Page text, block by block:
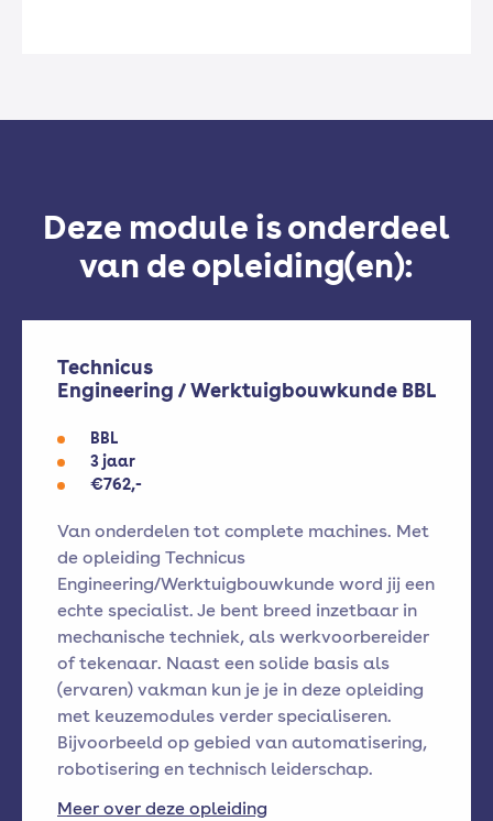
Deze module is onderdeel
van de opleiding(en):
Technicus
Engineering / Werktuigbouwkunde BBL
BBL
3 jaar
€762,-
Van onderdelen tot complete machines. Met
de opleiding Technicus
Engineering/Werktuigbouwkunde word jij een
echte specialist. Je bent breed inzetbaar in
mechanische techniek, als werkvoorbereider
of tekenaar. Naast een solide basis als
(ervaren) vakman kun je je in deze opleiding
met keuzemodules verder specialiseren.
Bijvoorbeeld op gebied van automatisering,
robotisering en technisch leiderschap.
Meer over deze opleiding